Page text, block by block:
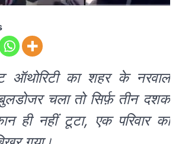
ऑथोरिटी का शहर के नरवाल
चला तो सिर्फ़ तीन दशक
ही नहीं टूटा, एक परिवार का